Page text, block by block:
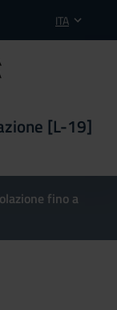
ITA
[L-19]
fino a